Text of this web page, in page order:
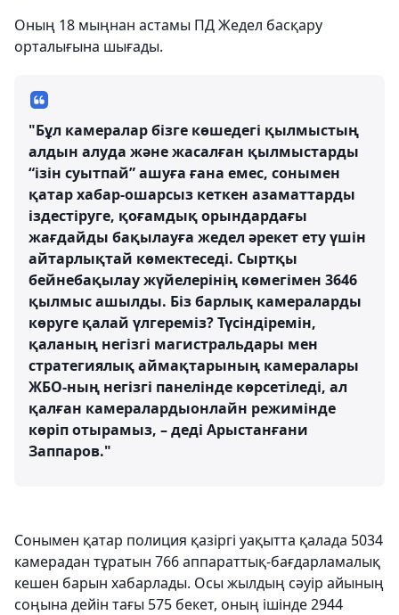
Оның 18 мыңнан астамы ПД Жедел басқару
орталығына шығады.
"Бұл камералар бізге көшедегі қылмыстың
алдын алуда және жасалған қылмыстарды
“ізін суытпай” ашуға ғана емес, сонымен
қатар хабар-ошарсыз кеткен азаматтарды
іздестіруге, қоғамдық орындардағы
жағдайды бақылауға жедел әрекет ету үшін
айтарлықтай көмектеседі. Сыртқы
бейнебақылау жүйелерінің көмегімен 3646
қылмыс ашылды. Біз барлық камераларды
көруге қалай үлгереміз? Түсіндіремін,
қаланың негізгі магистральдары мен
стратегиялық аймақтарының камералары
ЖБО-ның негізгі панелінде көрсетіледі, ал
қалған камералардыонлайн режимінде
көріп отырамыз, – деді Арыстанғани
Заппаров."
Сонымен қатар полиция қазіргі уақытта қалада 5034
камерадан тұратын 766 аппараттық-бағдарламалық
кешен барын хабарлады. Осы жылдың сәуір айының
соңына дейін тағы 575 бекет, оның ішінде 2944